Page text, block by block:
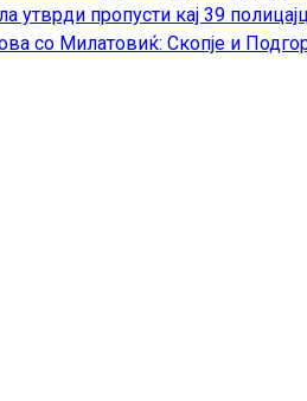
утврди пропусти кај 39
со Милатовиќ: Скопје и